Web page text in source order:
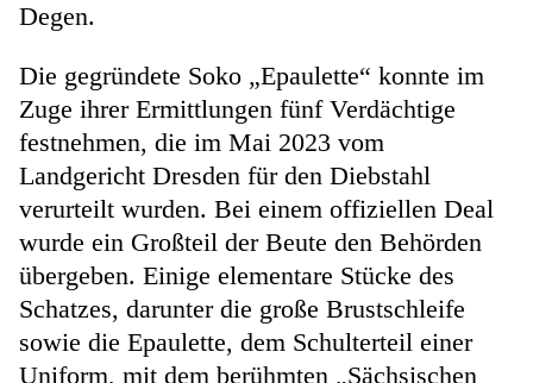
Degen.
Die gegründete Soko „Epaulette“ konnte im
Zuge ihrer Ermittlungen fünf Verdächtige
festnehmen, die im Mai 2023 vom
Landgericht Dresden für den Diebstahl
verurteilt wurden. Bei einem offiziellen Deal
wurde ein Großteil der Beute den Behörden
übergeben. Einige elementare Stücke des
Schatzes, darunter die große Brustschleife
sowie die Epaulette, dem Schulterteil einer
Uniform, mit dem berühmten „Sächsischen